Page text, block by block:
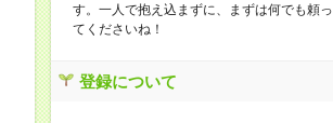
す。一人で抱え込まずに、まずは何でも頼っ
てくださいね！
登録について